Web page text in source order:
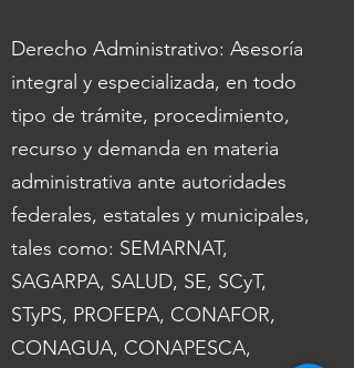
Derecho Administrativo: Asesoría
integral y especializada, en todo
tipo de trámite, procedimiento,
recurso y demanda en materia
administrativa ante autoridades
federales, estatales y municipales,
tales como: SEMARNAT,
SAGARPA, SALUD, SE, SCyT,
STyPS, PROFEPA, CONAFOR,
CONAGUA, CONAPESCA,